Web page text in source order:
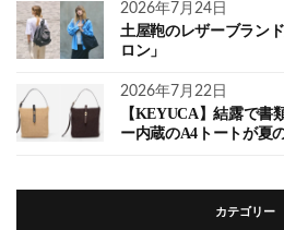
2026年7月24日
土屋鞄のレザーブラン
ロン」
2026年7月22日
【KEYUCA】結露で書
ー内蔵のA4トートが夏
カテゴリー